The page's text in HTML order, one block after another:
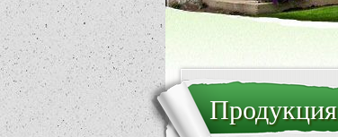
Продукция